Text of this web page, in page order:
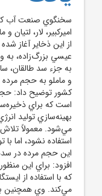
سخنگوي صنعت آب
اميرکبير، لار،
از اين ذخاير آغاز
عيسي بزرگ‌زاده،
به جزء سد طالقان،
و ماملو به حجم
کشور توضيح داد:
است که براي
بهينه‌سازي توليد
مي‌شود. معمولاً
استفاده نشود، اما با
اين حجم مرده در
افزود: براي اين
که با استفاده از
مي‌کند. وي همچنين